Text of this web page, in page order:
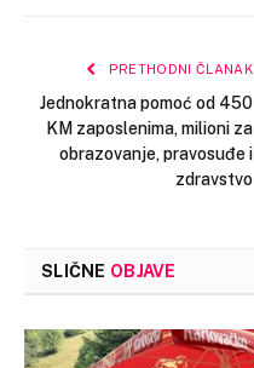
PRETHODNI ČLANAK
Jednokratna pomoć od 450
KM zaposlenima, milioni za
obrazovanje, pravosuđe i
zdravstvo
SLIČNE OBJAVE